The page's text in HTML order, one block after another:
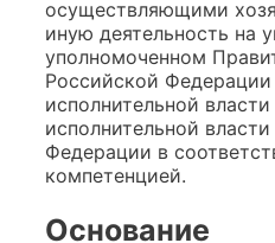
осуществляющими
иную деятельность на
уполномоченном
Российской
исполнительной
исполнительной
Федерации в
компетенцией.
Основание